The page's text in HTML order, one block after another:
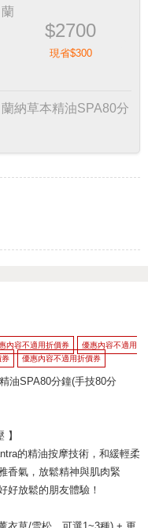
$2700
現省$300
納草本精油SPA80分
內容不適用折價券
優惠內容不適用
券 優惠內容不適用折價券
油SPA80分鐘(手技80分
】
的精油按摩技術，和緩輕柔
香氣，放鬆精神與肌肉緊
好放鬆的朋友體驗！